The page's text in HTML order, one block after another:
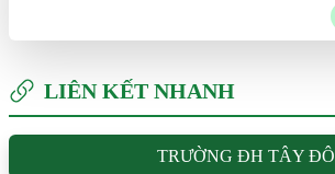
LIÊN KẾT NHANH
TRƯỜNG ĐH TÂY ĐÔ